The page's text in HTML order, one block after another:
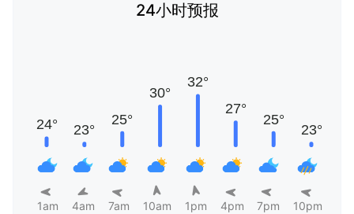
24小时预报
1am 4am 7am 10am 1pm 4pm 7pm 10pm